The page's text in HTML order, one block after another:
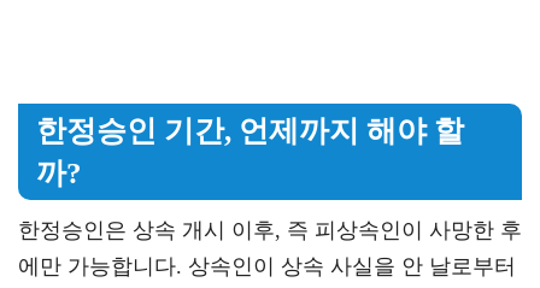
한정승인 기간, 언제까지 해야 할
까?
한정승인은 상속 개시 이후, 즉 피상속인이 사망한 후
에만 가능합니다. 상속인이 상속 사실을 안 날로부터